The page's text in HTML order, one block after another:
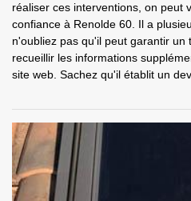
réaliser ces interventions, on peut
confiance à Renolde 60. Il a
n'oubliez pas qu'il peut garantir
recueillir les informations
site web. Sachez qu'il établit un